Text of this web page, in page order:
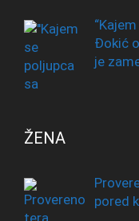
Đokić
je
ŽENA
pored